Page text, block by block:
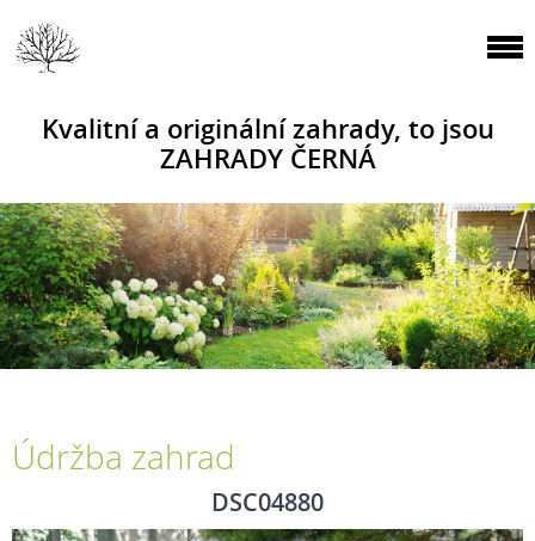
Kvalitní a originální zahrady, to jsou
ZAHRADY ČERNÁ
Údržba zahrad
DSC04880